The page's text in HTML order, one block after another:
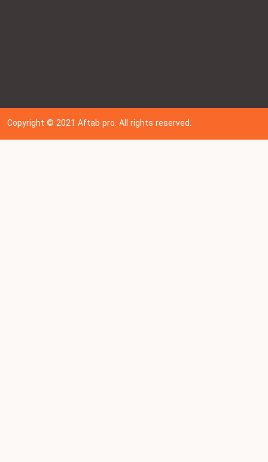
Copyright © 202 1Aftab pro. All rights reserved.